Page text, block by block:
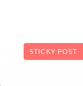
STICKY POST